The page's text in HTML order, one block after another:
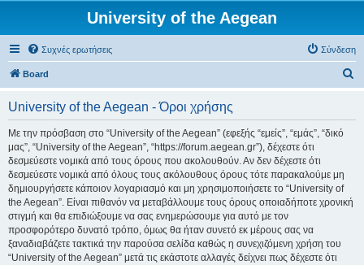
University of the Aegean
Συχνές ερωτήσεις Σύνδεση
Board
University of the Aegean - Όροι χρήσης
Με την πρόσβαση στο “University of the Aegean” (εφεξής “εμείς”, “εμάς”, “δικό
μας”, “University of the Aegean”, “https://forum.aegean.gr”), δέχεστε ότι
δεσμεύεστε νομικά από τους όρους που ακολουθούν. Αν δεν δέχεστε ότι
δεσμεύεστε νομικά από όλους τους ακόλουθους όρους τότε παρακαλούμε μη
δημιουργήσετε κάποιον λογαριασμό και μη χρησιμοποιήσετε το “University of
the Aegean”. Είναι πιθανόν να μεταβάλλουμε τους όρους οποιαδήποτε χρονική
στιγμή και θα επιδιώξουμε να σας ενημερώσουμε για αυτό με τον
προσφορότερο δυνατό τρόπο, όμως θα ήταν συνετό εκ μέρους σας να
ξαναδιαβάζετε τακτικά την παρούσα σελίδα καθώς η συνεχιζόμενη χρήση του
“University of the Aegean” μετά τις εκάστοτε αλλαγές δείχνει πως δέχεστε ότι